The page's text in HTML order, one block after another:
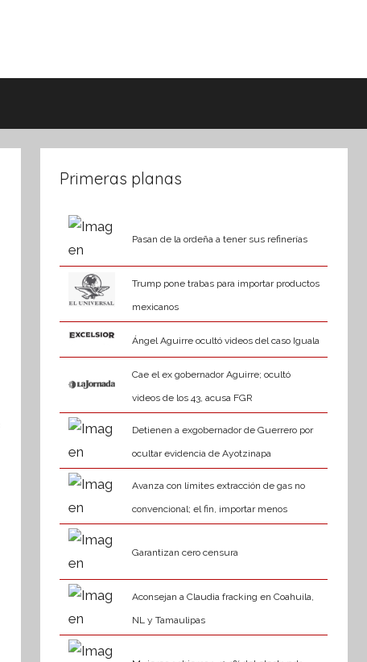
Primeras planas
Pasan de la ordeña a tener sus refinerías
Trump pone trabas para importar productos
mexicanos
Ángel Aguirre ocultó videos del caso Iguala
Cae el ex gobernador Aguirre; ocultó
videos de los 43, acusa FGR
Detienen a exgobernador de Guerrero por
ocultar evidencia de Ayotzinapa
Avanza con límites extracción de gas no
convencional; el fin, importar menos
Garantizan cero censura
Aconsejan a Claudia fracking en Coahuila,
NL y Tamaulipas